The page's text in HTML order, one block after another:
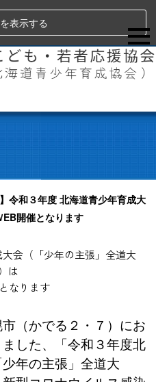
表示する
】令和３年度 北海道青少年育成大
開催となります
会（「少年の主張」全道大
は
なります
（かでる２・７）にお
した、「令和３年度北
年の主張」全道大